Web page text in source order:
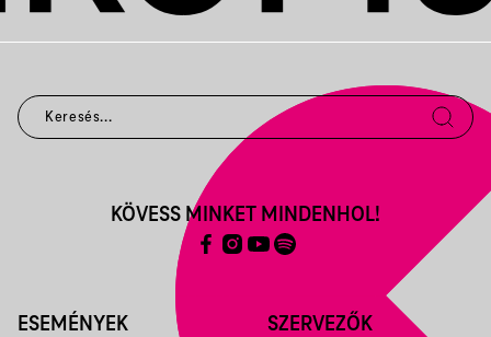
ESEMÉNYEK SZERVEZŐK
KÖVESS MINKET MINDENHOL!